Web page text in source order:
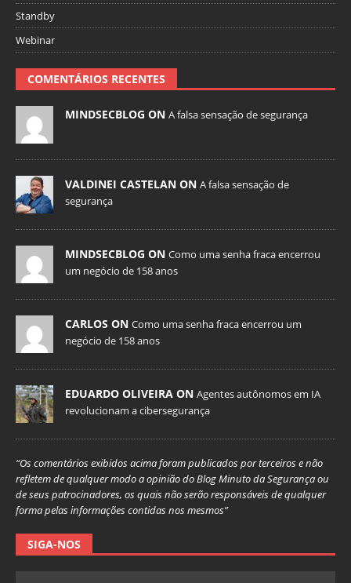
Standby
Webinar
COMENTÁRIOS RECENTES
MINDSECBLOG ON A falsa sensação de segurança
VALDINEI CASTELAN ON A falsa sensação de
segurança
MINDSECBLOG ON Como uma senha fraca encerrou
um negócio de 158 anos
CARLOS ON Como uma senha fraca encerrou um
negócio de 158 anos
EDUARDO OLIVEIRA ON Agentes autônomos em IA
revolucionam a cibersegurança
“Os comentários exibidos acima foram publicados por terceiros e não
refletem de qualquer modo a opinião do Blog Minuto da Segurança ou
de seus patrocinadores, os quais não serão responsáveis de qualquer
forma pelas informações contidas nos mesmos”
SIGA-NOS